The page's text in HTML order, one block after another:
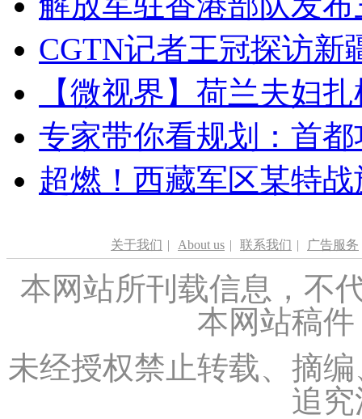
CGTN记者王冠探访新
【微视界】荷兰夫妇
专家带你看规划：首
超燃！西藏军区某特
关于我们 | About us | 联系我们 | 广告服务
本网站所刊载信息，不
本网站稿
未经授权禁止转载、摘
追